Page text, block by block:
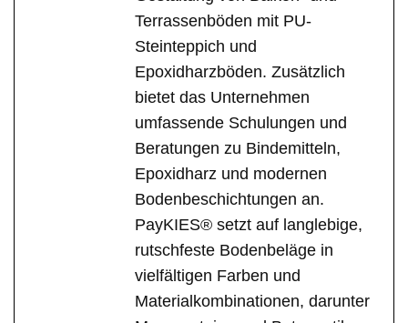
Terrassenböden mit PU-
Steinteppich und
Epoxidharzböden. Zusätzlich
bietet das Unternehmen
umfassende Schulungen und
Beratungen zu Bindemitteln,
Epoxidharz und modernen
Bodenbeschichtungen an.
PayKIES® setzt auf langlebige,
rutschfeste Bodenbeläge in
vielfältigen Farben und
Materialkombinationen, darunter